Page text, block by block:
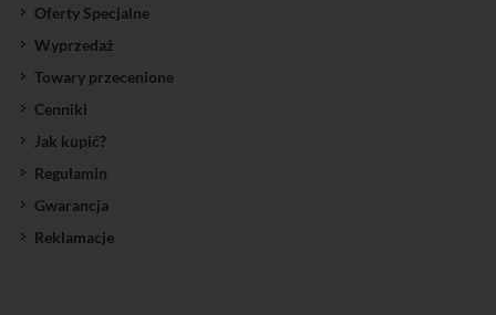
Oferty Specjalne
Wyprzedaż
Towary przecenione
Cenniki
Jak kupić?
Regulamin
Gwarancja
Reklamacje